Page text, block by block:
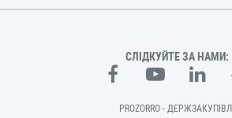
СЛІДКУЙТЕ ЗА НАМИ:
PROZORRO - ДЕРЖЗАКУПІВЛІ